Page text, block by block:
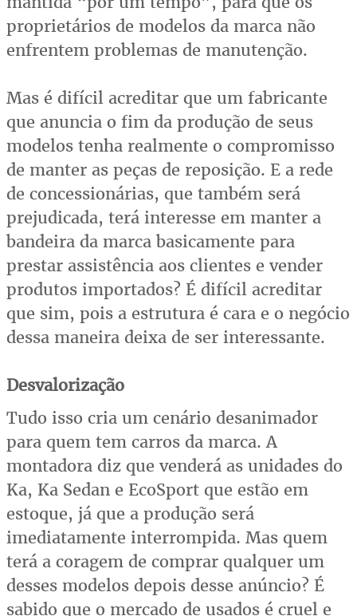
proprietários de modelos da marca não
enfrentem problemas de manutenção.
Mas é difícil acreditar que um fabricante
que anuncia o fim da produção de seus
modelos tenha realmente o compromisso
de manter as peças de reposição. E a rede
de concessionárias, que também será
prejudicada, terá interesse em manter a
bandeira da marca basicamente para
prestar assistência aos clientes e vender
produtos importados? É difícil acreditar
que sim, pois a estrutura é cara e o negócio
dessa maneira deixa de ser interessante.
Desvalorização
Tudo isso cria um cenário desanimador
para quem tem carros da marca. A
montadora diz que venderá as unidades do
Ka, Ka Sedan e EcoSport que estão em
estoque, já que a produção será
imediatamente interrompida. Mas quem
terá a coragem de comprar qualquer um
desses modelos depois desse anúncio? É
sabido que o mercado de usados é cruel e